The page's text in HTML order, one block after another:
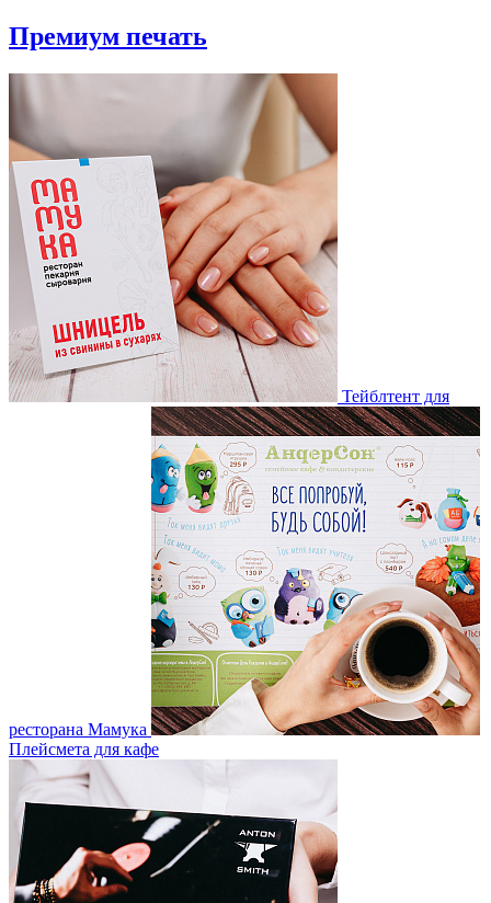
Премиум печать
Тейблтент для
ресторана Мамука
Плейсмета для кафе